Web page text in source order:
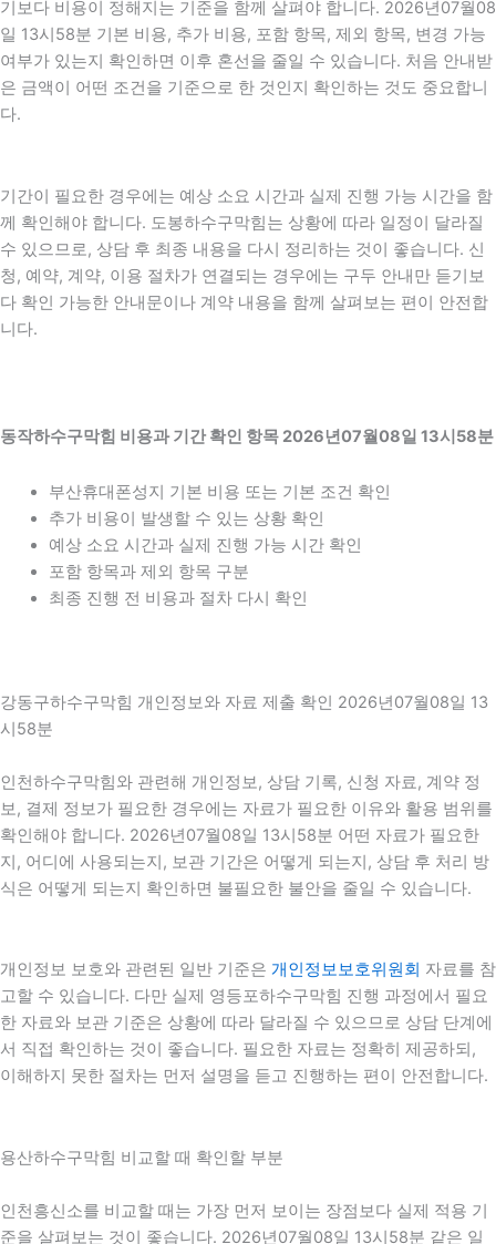
기보다 비용이 정해지는 기준을 함께 살펴야 합니다. 2026년07월08
일 13시58분 기본 비용, 추가 비용, 포함 항목, 제외 항목, 변경 가능
여부가 있는지 확인하면 이후 혼선을 줄일 수 있습니다. 처음 안내받
은 금액이 어떤 조건을 기준으로 한 것인지 확인하는 것도 중요합니
다.
기간이 필요한 경우에는 예상 소요 시간과 실제 진행 가능 시간을 함
께 확인해야 합니다. 도봉하수구막힘는 상황에 따라 일정이 달라질
수 있으므로, 상담 후 최종 내용을 다시 정리하는 것이 좋습니다. 신
청, 예약, 계약, 이용 절차가 연결되는 경우에는 구두 안내만 듣기보
다 확인 가능한 안내문이나 계약 내용을 함께 살펴보는 편이 안전합
니다.
동작하수구막힘 비용과 기간 확인 항목 2026년07월08일 13시58분
부산휴대폰성지 기본 비용 또는 기본 조건 확인
추가 비용이 발생할 수 있는 상황 확인
예상 소요 시간과 실제 진행 가능 시간 확인
포함 항목과 제외 항목 구분
최종 진행 전 비용과 절차 다시 확인
강동구하수구막힘 개인정보와 자료 제출 확인 2026년07월08일 13
시58분
인천하수구막힘와 관련해 개인정보, 상담 기록, 신청 자료, 계약 정
보, 결제 정보가 필요한 경우에는 자료가 필요한 이유와 활용 범위를
확인해야 합니다. 2026년07월08일 13시58분 어떤 자료가 필요한
지, 어디에 사용되는지, 보관 기간은 어떻게 되는지, 상담 후 처리 방
식은 어떻게 되는지 확인하면 불필요한 불안을 줄일 수 있습니다.
개인정보 보호와 관련된 일반 기준은 개인정보보호위원회 자료를 참
고할 수 있습니다. 다만 실제 영등포하수구막힘 진행 과정에서 필요
한 자료와 보관 기준은 상황에 따라 달라질 수 있으므로 상담 단계에
서 직접 확인하는 것이 좋습니다. 필요한 자료는 정확히 제공하되,
이해하지 못한 절차는 먼저 설명을 듣고 진행하는 편이 안전합니다.
용산하수구막힘 비교할 때 확인할 부분
인천흥신소를 비교할 때는 가장 먼저 보이는 장점보다 실제 적용 기
준을 살펴보는 것이 좋습니다. 2026년07월08일 13시58분 같은 일